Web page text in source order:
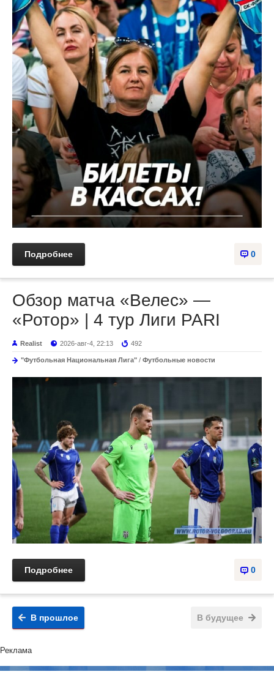
0
Подробнее
Обзор матча «Велес» —
«Ротор» | 4 тур Лиги PARI
Realist 2026-авг-4, 22:13 492
"Футбольная Национальная Лига" / Футбольные новости
0
Подробнее
В будущее
В прошлое
Реклама